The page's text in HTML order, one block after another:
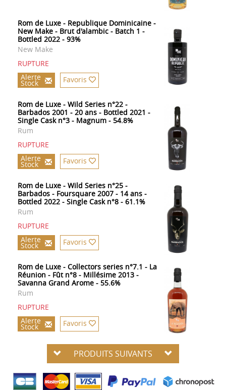
Rom de Luxe - Republique Dominicaine -
New Make - Brut d'alambic - Batch 1 -
Bottled 2022 - 93%
New Make
RUPTURE
Alerte
Stock Favoris
Rom de Luxe - Wild Series n°22 -
Barbados 2001 - 20 ans - Bottled 2021 -
Single Cask n°3 - Magnum - 54.8%
Rum
RUPTURE
Alerte
Stock Favoris
Rom de Luxe - Wild Series n°25 -
Barbados - Foursquare 2007 - 14 ans -
Bottled 2022 - Single Cask n°8 - 61.1%
Rum
RUPTURE
Alerte
Stock Favoris
Rom de Luxe - Collectors series n°7.1 - La
Réunion - Fût n°8 - Millésime 2013 -
Savanna Grand Arome - 55.6%
Rum
RUPTURE
Alerte
Stock Favoris
PRODUITS SUIVANTS